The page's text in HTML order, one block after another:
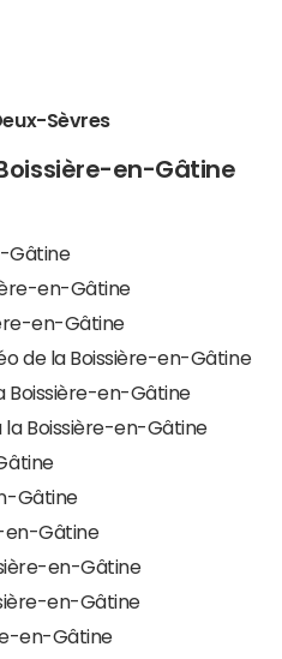
Sèvres
en-Gâtine
Gâtine
en-Gâtine
en-Gâtine
de la Boissière-en-Gâtine
Boissière-en-Gâtine
la Boissière-en-Gâtine
Gâtine
en-Gâtine
en-Gâtine
en-Gâtine
en-Gâtine